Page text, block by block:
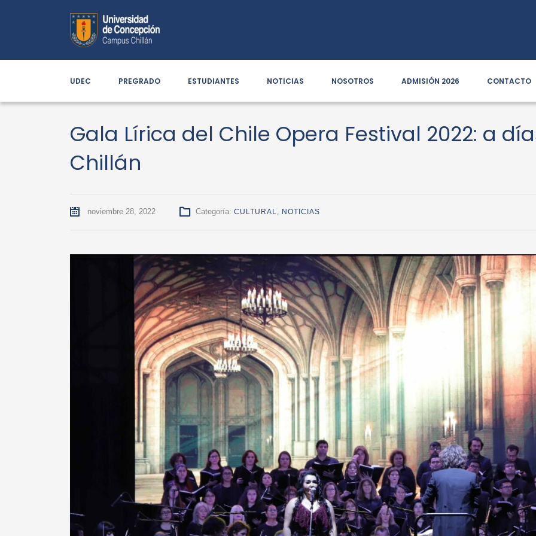
UDEC PREGRADO ESTUDIANTES NOTICIAS NOSOTROS ADMISIÓN 2026 CONTACTO
Gala Lírica del Chile Opera Festival 2022: a
Chillán
noviembre 28, 2022 Categoría: CULTURAL, NOTICIAS